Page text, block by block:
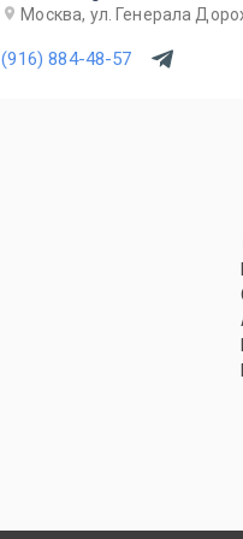
Москва, ул. Генерала
(916) 884-48-57